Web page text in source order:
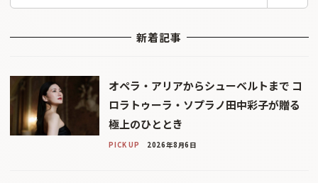
新着記事
オペラ・アリアからシューベルトまで コ
ロラトゥーラ・ソプラノ田中彩子が贈る
極上のひととき
PICK UP 2026年8月6日